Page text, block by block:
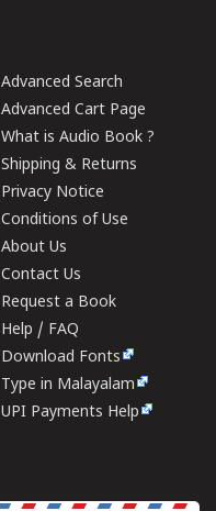
Advanced Search
Advanced Cart Page
What is Audio Book ?
Shipping & Returns
Privacy Notice
Conditions of Use
About Us
Contact Us
Request a Book
Help / FAQ
Download Fonts
Type in Malayalam
UPI Payments Help